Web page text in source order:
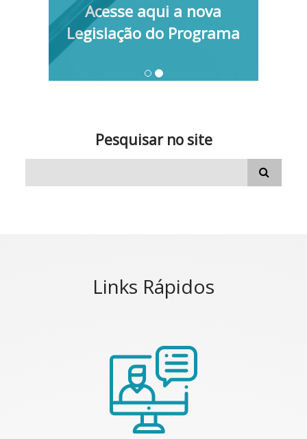
Acesse aqui a nova
Legislação do Programa
Pesquisar no site
Links Rápidos